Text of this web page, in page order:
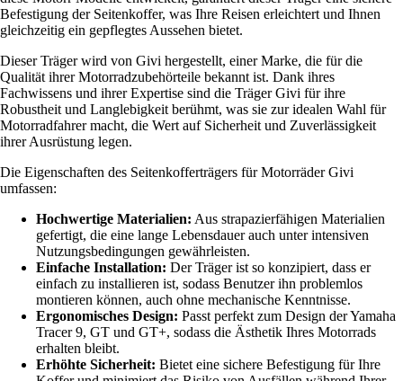
Befestigung der Seitenkoffer, was Ihre Reisen erleichtert und Ihnen
gleichzeitig ein gepflegtes Aussehen bietet.
Dieser Träger wird von Givi hergestellt, einer Marke, die für die
Qualität ihrer Motorradzubehörteile bekannt ist. Dank ihres
Fachwissens und ihrer Expertise sind die Träger Givi für ihre
Robustheit und Langlebigkeit berühmt, was sie zur idealen Wahl für
Motorradfahrer macht, die Wert auf Sicherheit und Zuverlässigkeit
ihrer Ausrüstung legen.
Die Eigenschaften des Seitenkofferträgers für Motorräder Givi
umfassen:
Hochwertige Materialien: Aus strapazierfähigen Materialien
gefertigt, die eine lange Lebensdauer auch unter intensiven
Nutzungsbedingungen gewährleisten.
Einfache Installation: Der Träger ist so konzipiert, dass er
einfach zu installieren ist, sodass Benutzer ihn problemlos
montieren können, auch ohne mechanische Kenntnisse.
Ergonomisches Design: Passt perfekt zum Design der Yamaha
Tracer 9, GT und GT+, sodass die Ästhetik Ihres Motorrads
erhalten bleibt.
Erhöhte Sicherheit: Bietet eine sichere Befestigung für Ihre